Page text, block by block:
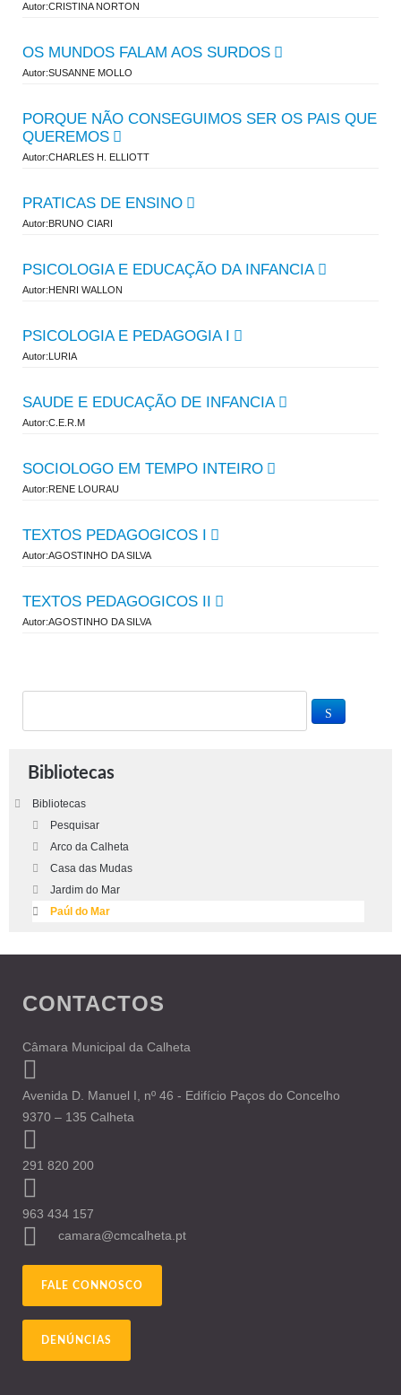
Autor:CRISTINA NORTON
OS MUNDOS FALAM AOS SURDOS
Autor:SUSANNE MOLLO
PORQUE NÃO CONSEGUIMOS SER OS PAIS QUE
QUEREMOS
Autor:CHARLES H. ELLIOTT
PRATICAS DE ENSINO
Autor:BRUNO CIARI
PSICOLOGIA E EDUCAÇÃO DA INFANCIA
Autor:HENRI WALLON
PSICOLOGIA E PEDAGOGIA I
Autor:LURIA
SAUDE E EDUCAÇÃO DE INFANCIA
Autor:C.E.R.M
SOCIOLOGO EM TEMPO INTEIRO
Autor:RENE LOURAU
TEXTOS PEDAGOGICOS I
Autor:AGOSTINHO DA SILVA
TEXTOS PEDAGOGICOS II
Autor:AGOSTINHO DA SILVA
Bibliotecas
Bibliotecas
Pesquisar
Arco da Calheta
Casa das Mudas
Jardim do Mar
Paúl do Mar
CONTACTOS
Câmara Municipal da Calheta
Avenida D. Manuel I, nº 46 - Edifício Paços do Concelho
9370 – 135 Calheta
291 820 200
963 434 157
camara@cmcalheta.pt
FALE CONNOSCO
DENÚNCIAS